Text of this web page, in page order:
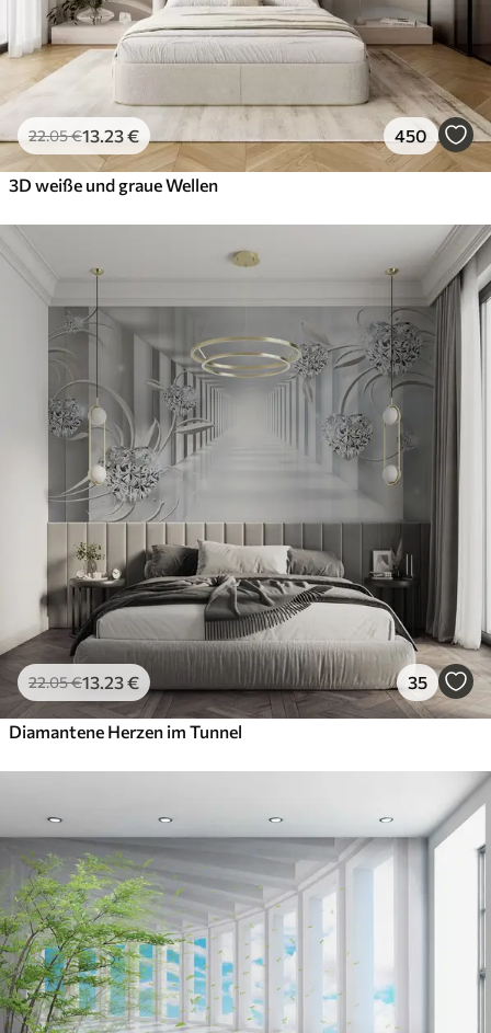
22.05€13 .23€ 450
3D weiße und graue Wellen
22.05€13 .23€ 35
Diamantene Herzen im Tunnel